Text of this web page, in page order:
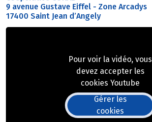
9 avenue Gustave Eiffel - Zone Arcadys
17400 Saint Jean d’Angely
Pour voir la vidéo, vous
devez accepter les
cookies Youtube
Gérer les
cookies